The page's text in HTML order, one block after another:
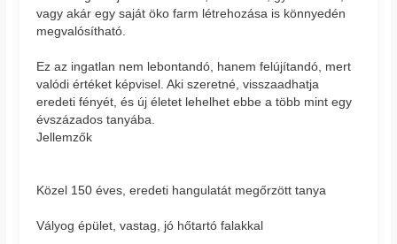
vagy akár egy saját öko farm létrehozása is könnyedén
megvalósítható.
Ez az ingatlan nem lebontandó, hanem felújítandó, mert
valódi értéket képvisel. Aki szeretné, visszaadhatja
eredeti fényét, és új életet lehelhet ebbe a több mint egy
évszázados tanyába.
Jellemzők
Közel 150 éves, eredeti hangulatát megőrzött tanya
Vályog épület, vastag, jó hőtartó falakkal